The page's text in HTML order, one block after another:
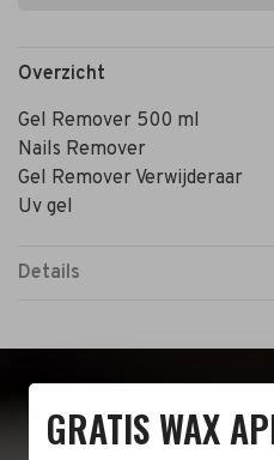
Overzicht
Gel Remover 500 ml
Nails Remover
Gel Remover Verwijderaar
Uv gel
Details
BEZOEK
GRATIS WAX